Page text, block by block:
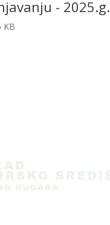
- 2025.g.
KB